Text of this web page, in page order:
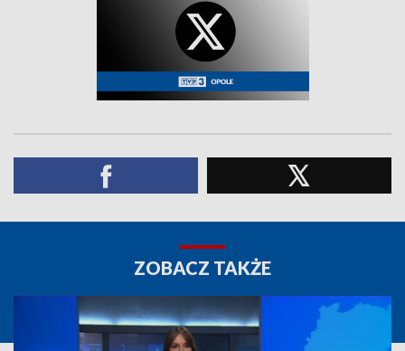
ZOBACZ TAKŻE